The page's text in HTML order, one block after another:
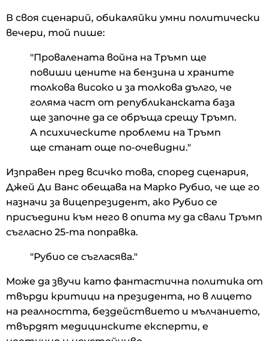
В своя сценарий, обикаляйки умни политически
вечери, той пише:
"Провалената война на Тръмп ще
повиши цените на бензина и храните
толкова високо и за толкова дълго, че
голяма част от републиканската база
ще започне да се обръща срещу Тръмп.
А психическите проблеми на Тръмп
ще станат още по-очевидни."
Изправен пред всичко това, според сценария,
Джей Ди Ванс обещава на Марко Рубио, че ще го
назначи за вицепрезидент, ако Рубио се
присъедини към него в опита му да свали Тръмп
съгласно 25-та поправка.
"Рубио се съгласява."
Може да звучи като фантастична политика от
твърди критици на президента, но в лицето
на реалността, бездействието и мълчанието,
твърдят медицинските експерти, е